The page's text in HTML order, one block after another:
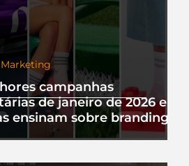
campanhas
de janeiro de 2026 e o
ensinam sobre branding